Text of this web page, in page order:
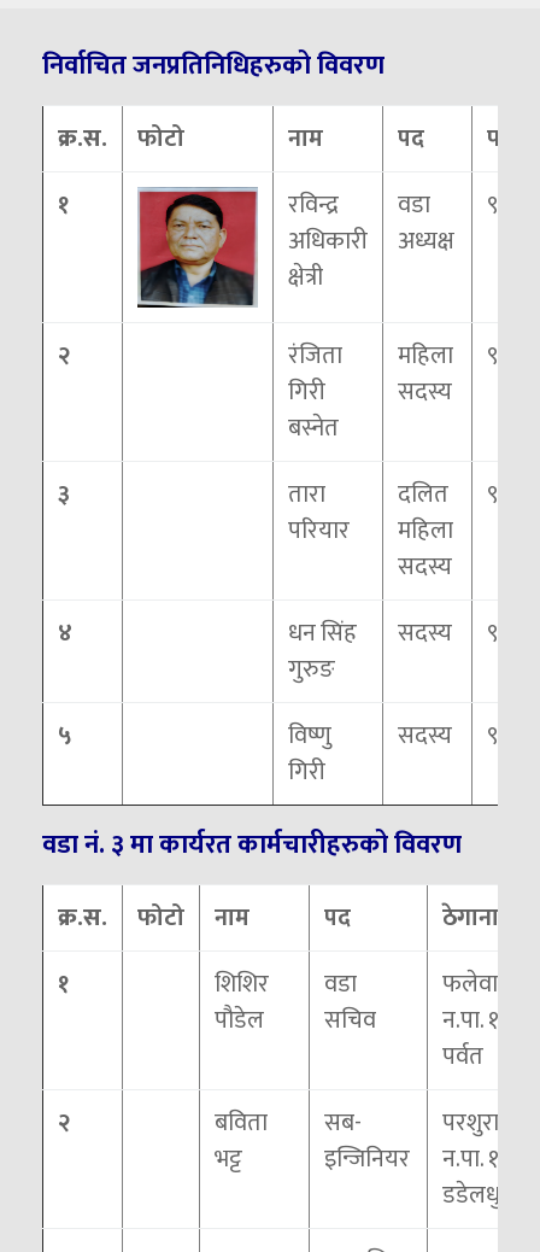
निर्वाचित जनप्रतिनिधिहरुको विवरण
क्र.स. फोटो नाम पद
फोन
१
रविन्द्र
अधिकारी
क्षेत्री
वडा
अध्यक्ष
२
रंजिता
गिरी
बस्नेत
महिला
सदस्य
३
तारा
परियार
दलित
महिला
सदस्य
४
धन सिंह
गुरुङ
सदस्य
५
विष्णु
गिरी
सदस्य
वडा नं. ३ मा कार्यरत कार्मचारीहरुको विवरण
क्र.स. फोटो नाम पद
ठेगाना
१
शिशिर
पौडेल
वडा
सचिव
फलेवास
न.पा. १०,
पर्वत
२
बविता
भट्ट
सब-
इन्जिनियर
परशुराम
न.पा. ११,
डडेलधुरा